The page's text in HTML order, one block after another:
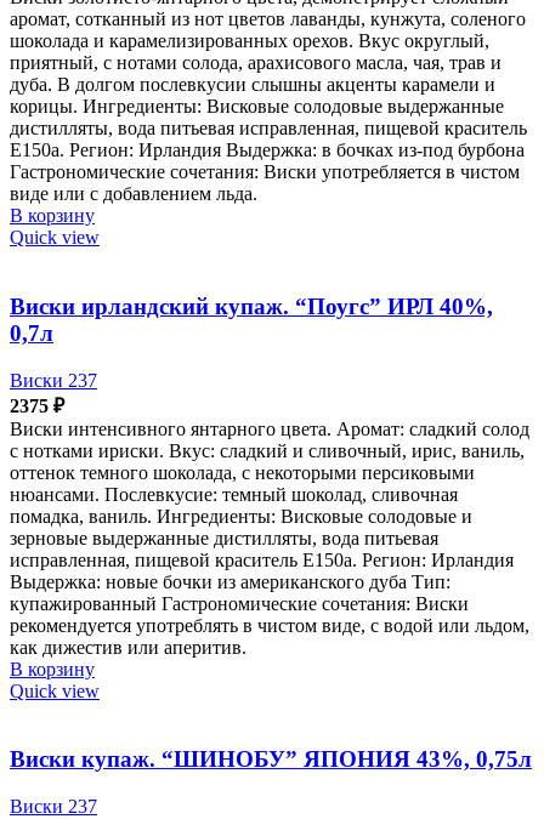
аромат, сотканный из нот цветов лаванды, кунжута, соленого
шоколада и карамелизированных орехов. Вкус округлый,
приятный, с нотами солода, арахисового масла, чая, трав и
дуба. В долгом послевкусии слышны акценты карамели и
корицы. Ингредиенты: Висковые солодовые выдержанные
дистилляты, вода питьевая исправленная, пищевой краситель
Е150а. Регион: Ирландия Выдержка: в бочках из-под бурбона
Гастрономические сочетания: Виски употребляется в чистом
виде или с добавлением льда.
В корзину
Quick view
Виски ирландский купаж. “Поугс” ИРЛ 40%,
0,7л
Виски 237
2375 ₽
Виски интенсивного янтарного цвета. Аромат: сладкий солод
с нотками ириски. Вкус: сладкий и сливочный, ирис, ваниль,
оттенок темного шоколада, с некоторыми персиковыми
нюансами. Послевкусие: темный шоколад, сливочная
помадка, ваниль. Ингредиенты: Висковые солодовые и
зерновые выдержанные дистилляты, вода питьевая
исправленная, пищевой краситель Е150а. Регион: Ирландия
Выдержка: новые бочки из американского дуба Тип:
купажированный Гастрономические сочетания: Виски
рекомендуется употреблять в чистом виде, с водой или льдом,
как дижестив или аперитив.
В корзину
Quick view
Виски купаж. “ШИНОБУ” ЯПОНИЯ 43%, 0,75л
Виски 237